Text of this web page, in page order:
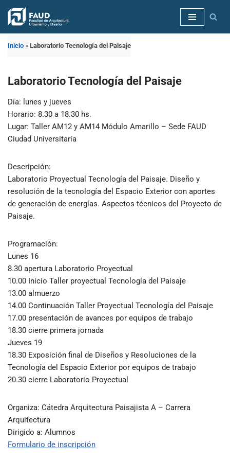
Saltar
Inicio » Laboratorio Tecnología del Paisaje
Laboratorio Tecnología del Paisaje
Día: lunes y jueves
Horario: 8.30 a 18.30 hs.
Lugar: Taller AM12 y AM14 Módulo Amarillo – Sede FAUD
Ciudad Universitaria
Descripción:
Laboratorio Proyectual Tecnología del Paisaje. Diseño y
resolución de la tecnología del Espacio Exterior con aportes
de generación de energías. Aspectos técnicos del Proyecto de
Paisaje.
Programación:
Lunes 16
8.30 apertura Laboratorio Proyectual
10.00 Inicio Taller proyectual Tecnología del Paisaje
13.00 almuerzo
14.00 Continuación Taller Proyectual Tecnología del Paisaje
17.00 presentación de avances por equipos de trabajo
18.30 cierre primera jornada
Jueves 19
18.30 Exposición final de Diseños y Resoluciones de la
Tecnología del Espacio Exterior por equipos de trabajo
20.30 cierre Laboratorio Proyectual
Organiza: Cátedra Arquitectura Paisajista A – Carrera
Arquitectura
Dirigido a: Alumnos
Formulario de inscripción